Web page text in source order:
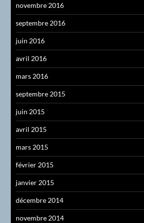
novembre 2016
septembre 2016
juin 2016
avril 2016
mars 2016
septembre 2015
juin 2015
avril 2015
mars 2015
février 2015
janvier 2015
décembre 2014
novembre 2014